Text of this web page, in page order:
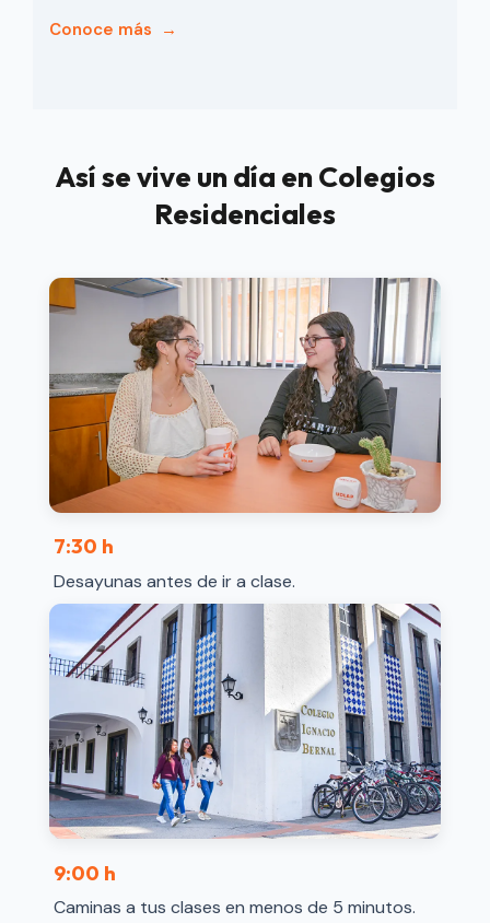
Conoce más →
Así se vive un día en Colegios
Residenciales
7:30 h
Desayunas antes de ir a clase.
9:00 h
Caminas a tus clases en menos de 5 minutos.